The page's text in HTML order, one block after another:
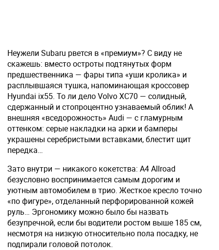
Неужели Subaru рвется в «премиум»? С виду не
скажешь: вместо остроты подтянутых форм
предшественника — фары типа «уши кролика» и
расплывшаяся тушка, напоминающая кроссовер
Hyundai ix55. То ли дело Volvo XC70 — солидный,
сдержанный и стопроцентно узнаваемый облик! А
внешняя «вседорожность» Audi — с гламурным
оттенком: серые накладки на арки и бамперы
украшены серебристыми вставками, блестит щит
передка…
Зато внутри — никакого кокетства: A4 Allroad
безусловно воспринимается самым дорогим и
уютным автомобилем в трио. Жесткое кресло точно
«по фигуре», отделанный перфорированной кожей
руль… Эргономику можно было бы назвать
безупречной, если бы водители ростом выше 185 см,
несмотря на низкую относительно пола посадку, не
подпирали головой потолок.